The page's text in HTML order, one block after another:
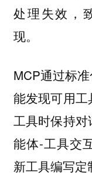
处理失效，
现。
MCP通过标
能发现可用
工具时保持
能体-工具交
新工具编写定